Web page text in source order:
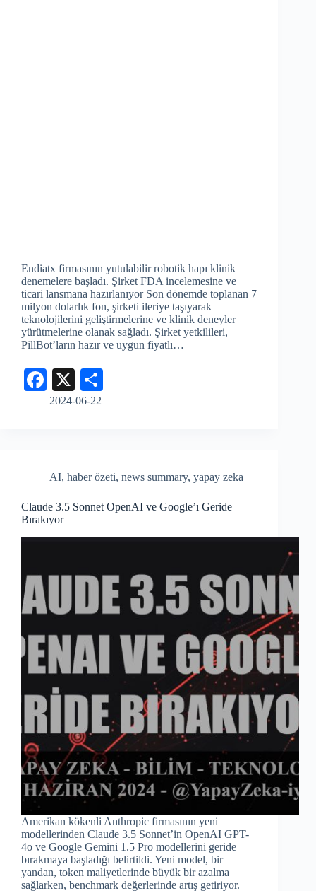
Endiatx firmasının yutulabilir robotik hapı klinik
denemelere başladı. Şirket FDA incelemesine ve
ticari lansmana hazırlanıyor Son dönemde toplanan 7
milyon dolarlık fon, şirketi ileriye taşıyarak
teknolojilerini geliştirmelerine ve klinik deneyler
yürütmelerine olanak sağladı. Şirket yetkilileri,
PillBot’ların hazır ve uygun fiyatlı…
Fa
ce
X
2024-06-22
AI, haber özeti, news summary, yapay zeka
Claude 3.5 Sonnet OpenAI ve Google’ı Geride
Bırakıyor
Amerikan kökenli Anthropic firmasının yeni
modellerinden Claude 3.5 Sonnet’in OpenAI GPT-
4o ve Google Gemini 1.5 Pro modellerini geride
bırakmaya başladığı belirtildi. Yeni model, bir
yandan, token maliyetlerinde büyük bir azalma
sağlarken, benchmark değerlerinde artış getiriyor.